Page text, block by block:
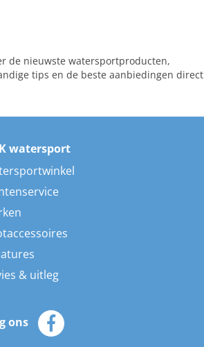
de nieuwste watersportproducten,
tips en de beste aanbiedingen direct
watersport
& uitleg
ons